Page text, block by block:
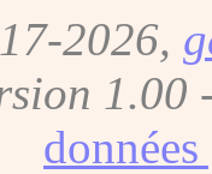
2026,
1.00